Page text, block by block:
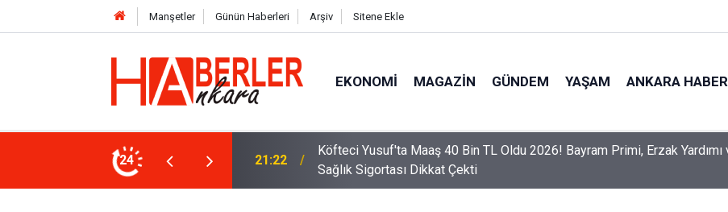
Manşetler Günün Haberleri Arşiv Sitene Ekle
EKONOMI MAGAZIN GÜNDEM YAŞAM ANKARA HABER
24
2026! Bayram Primi, Erzak Yardımı ve
12:33 Sürücüler Dikkat! Yeni Dönemde 3 İhlal Ehliyet İptaline Neden Olacak